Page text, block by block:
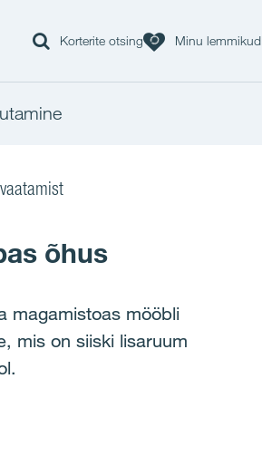
Korterite otsing Minu lemmikud
õhus
magamistoas mööbli
mis on siiski lisaruum